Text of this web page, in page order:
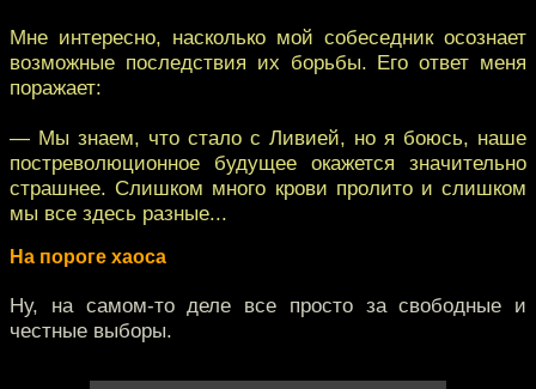
Мне интересно, насколько мой собеседник осознает
возможные последствия их борьбы. Его ответ меня
поражает:
— Мы знаем, что стало с Ливией, но я боюсь, наше
постреволюционное будущее окажется значительно
страшнее. Слишком много крови пролито и слишком
мы все здесь разные...
На пороге хаоса
Ну, на самом-то деле все просто за свободные и
честные выборы.